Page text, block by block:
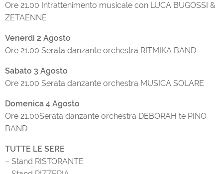
Ore 21.00 Intrattenimento musicale con LUCA BUGOSSI &
ZETAENNE
Venerdì 2 Agosto
Ore 21.00 Serata danzante orchestra RITMIKA BAND
Sabato 3 Agosto
Ore 21.00 Serata danzante orchestra MUSICA SOLARE
Domenica 4 Agosto
Ore 21.00Serata danzante orchestra DEBORAH te PINO
BAND
TUTTE LE SERE
– Stand RISTORANTE